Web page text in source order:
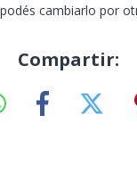
cambiarlo por
Compartir: